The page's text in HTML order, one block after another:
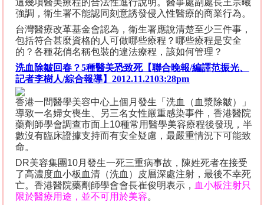
這幾項醫美療程的合法性進行說明。醫事處副處長王宗曦
強調，衛生署不能認同刻意誘發侵入性醫療的商業行為。
台灣醫療改革基金會認為，衛生署應說清楚至少三件事，
包括符合甚麼資格的人可做哪些療程？哪些療程是安全
的？各種花俏名稱包裝的違法療程，該如何管理？
洗血除皺回春？5種醫美恐致死【聯合晚報/編譯范振光、
記者李樹人/綜合報導】2012.11.2103:28pm
香港一間醫學美容中心上個月發生「洗血（血漿除皺）」
導致一名婦女喪生、另三名女性嚴重感染事件，香港醫院
藥劑師學會調查市面上10種常用醫學美容療程後發現，半
數沒有臨床證據支持而有安全疑慮，最嚴重情況下可能致
命。
DR美容集團10月發生一死三重病事故，陳姓死者在接受
了高濃度血小板血清（洗血）皮層深處注射，最後不幸死
亡。香港醫院藥劑師學會會長崔俊明表示， 血小板注射只
限於醫療用途，並不可用於美容。